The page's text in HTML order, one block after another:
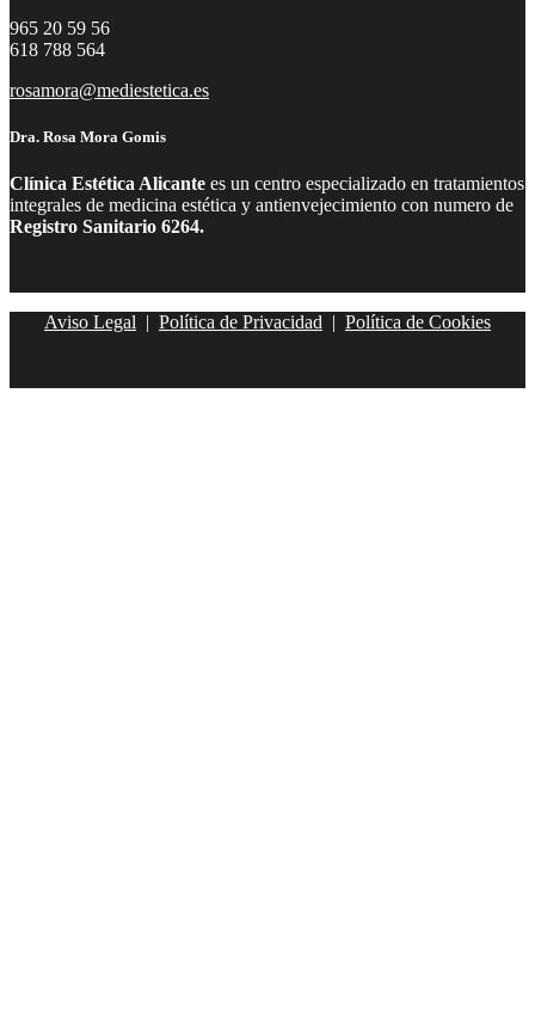
965 20 59 56
618 788 564
rosamora@mediestetica.es
Dra. Rosa Mora Gomis
Clínica Estética Alicante es un centro especializado en tratamientos
integrales de medicina estética y antienvejecimiento con numero de
Registro Sanitario 6264.
Aviso Legal | Política de Privacidad | Política de Cookies